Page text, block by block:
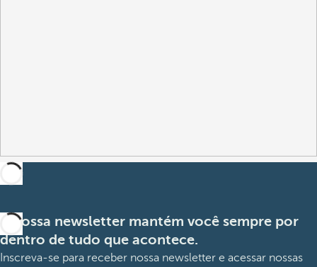
A nossa newsletter mantém você sempre por
dentro de tudo que acontece.
Inscreva-se para receber nossa newsletter e acessar nossas